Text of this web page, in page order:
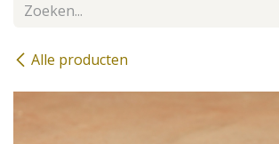
Alle producten